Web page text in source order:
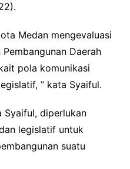
Medan mengevaluasi
Pembangunan Daerah
pola komunikasi
” kata Syaiful.
Syaiful, diperlukan
legislatif untuk
suatu